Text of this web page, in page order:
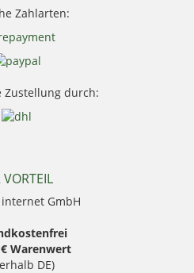
Sauer
Function
Locker
Zahlarten:
Zustellung durch:
VORTEIL
Warenwert
DE)